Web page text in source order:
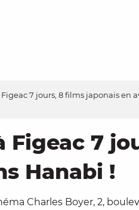
Figeac 7 jours, 8 films japonais en
Figeac 7
Hanabi !
Charles Boyer, 2,